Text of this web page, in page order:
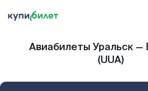
Авиабилеты Уральск —
(UUA)